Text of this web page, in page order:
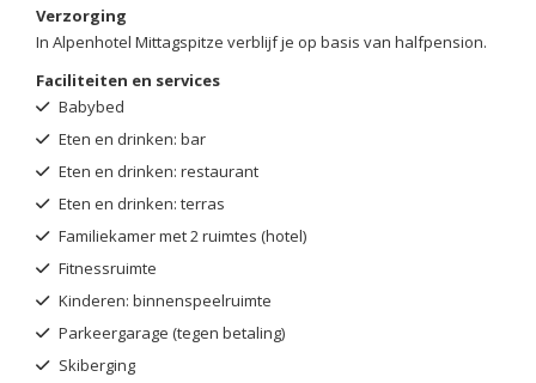
Verzorging
In Alpenhotel Mittagspitze verblijf je op basis van halfpension.
Faciliteiten en services
Babybed
Eten en drinken: bar
Eten en drinken: restaurant
Eten en drinken: terras
Familiekamer met 2 ruimtes (hotel)
Fitnessruimte
Kinderen: binnenspeelruimte
Parkeergarage (tegen betaling)
Skiberging